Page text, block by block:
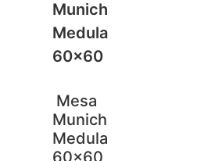
Mesa
Munich
Medula